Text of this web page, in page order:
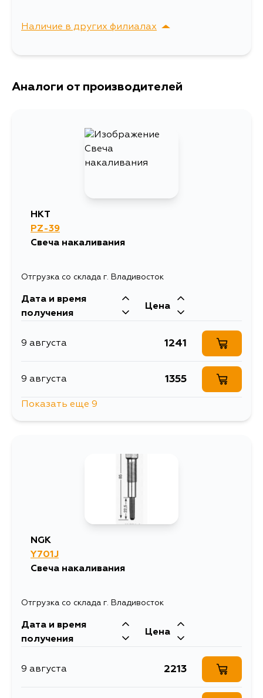
Наличие в других филиалах
г. Владивосток,
Аналоги от производителей
HKT
PZ-39
Свеча накаливания
Отгрузка со склада г. Владивосток
Дата и время
получения
Цена
9 августа 1241
9 августа 1355
1614
10 августа
13 августа 1622
17 августа 1304
Показать еще 9
NGK
Y701J
Свеча накаливания
Отгрузка со склада г. Владивосток
Дата и время
получения
Цена
9 августа 2213